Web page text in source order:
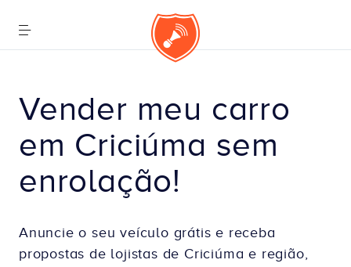
Vender meu carro
em Criciúma sem
enrolação!
Anuncie o seu veículo grátis e receba
propostas de lojistas de Criciúma e região,